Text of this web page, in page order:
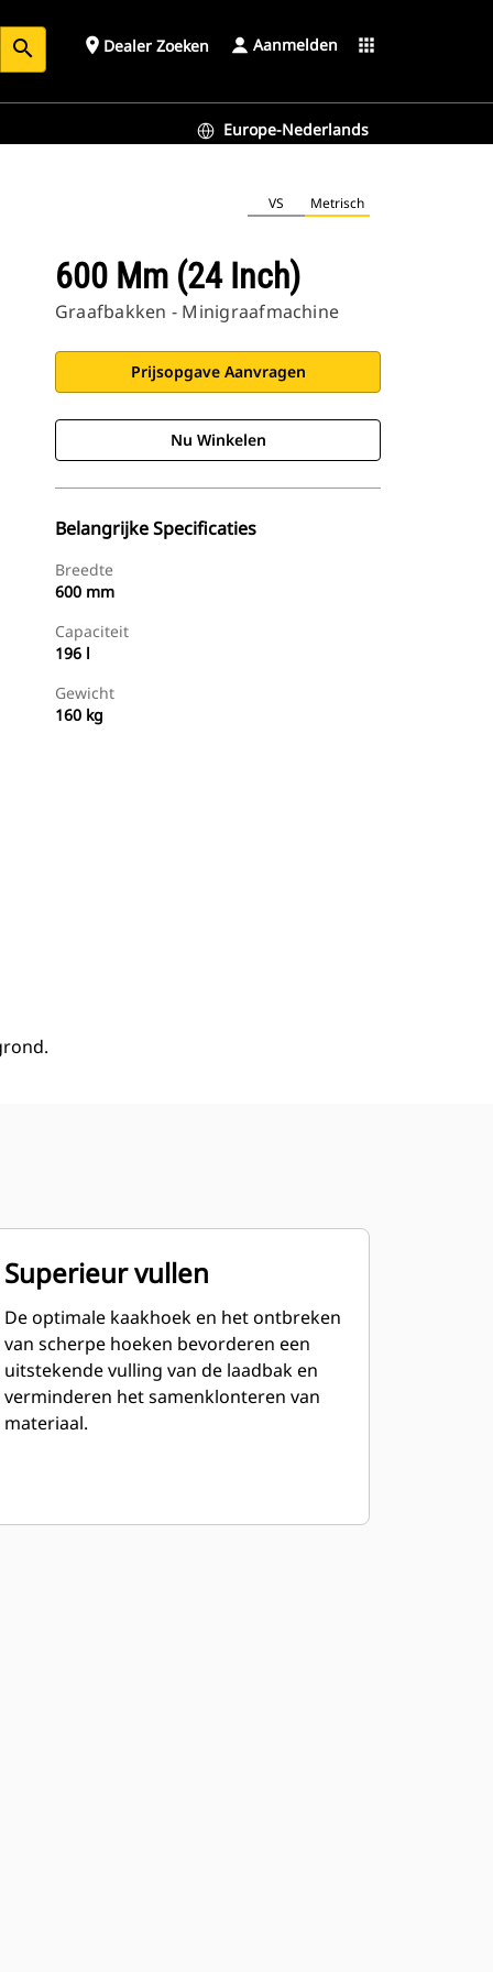
search place Dealer Zoeken Aanmelden apps
Europe-Nederlands
VS Metrisch
600 Mm (24 Inch)
Graafbakken - Minigraafmachine
Prijsopgave Aanvragen
Nu Winkelen
Belangrijke Specificaties
Breedte
600 mm
Capaciteit
196 l
Gewicht
160 kg
Superieur vullen
De optimale kaakhoek en het ontbreken
van scherpe hoeken bevorderen een
uitstekende vulling van de laadbak en
verminderen het samenklonteren van
materiaal.